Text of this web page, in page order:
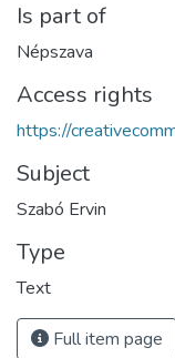
Is part of
Népszava
Access rights
https://
Subject
Szabó Ervin
Type
Text
Full item page